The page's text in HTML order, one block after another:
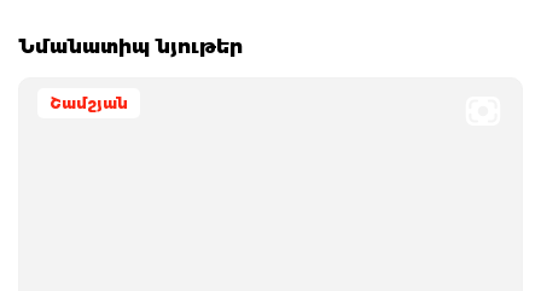
Նմանատիպ նյութեր
Շամշյան